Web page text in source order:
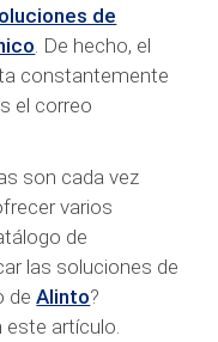
de
. De hecho, el
constantemente
el correo
son cada vez
varios
de
las soluciones de
deAlinto?
este artículo.